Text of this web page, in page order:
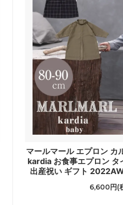
マールマール エプロン
kardia お食事エプロン タ
出産祝い ギフト
6,600円(